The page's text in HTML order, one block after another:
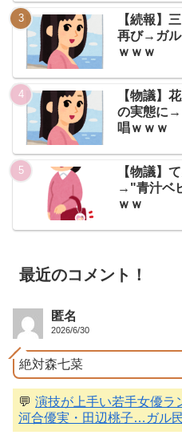
【続報】
再び→ガル
ｗｗｗ
【物議】
の実態に→
唱ｗｗｗ
【物議】
→"青汁ベ
ｗｗ
最近のコメント！
匿名
2026/6/30
絶対森七菜
💬 演技が上手い若手女優ラ
河合優実・田辺桃子…ガル